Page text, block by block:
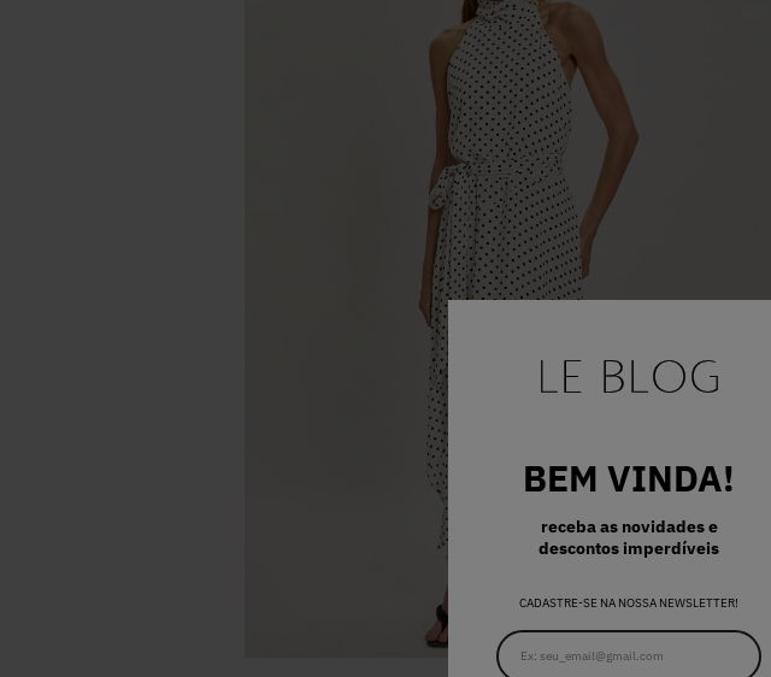
BEM VINDA!
receba as novidades e
descontos imperdíveis
CADASTRE-SE NA NOSSA NEWSLETTER!